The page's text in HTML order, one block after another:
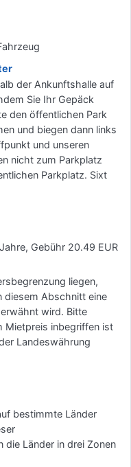
der Ankunftshalle auf
Sie Ihr Gepäck
den öffentlichen Park
und biegen dann links
und unseren
nicht zum Parkplatz
Parkplatz. Sixt
Gebühr 20.49 EUR
liegen,
diesem Abschnitt eine
wird. Bitte
Mietpreis inbegriffen ist
Landeswährung
bestimmte Länder
die Länder in drei Zonen